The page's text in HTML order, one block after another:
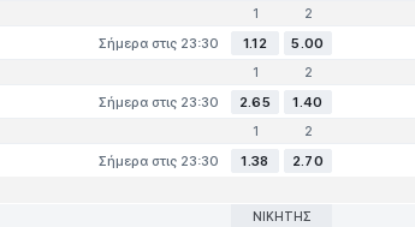
1 2
Σήμερα στις 23:30 1.12 5.00
1 2
Σήμερα στις 23:30 2.65 1.40
1 2
Σήμερα στις 23:30 1.38 2.70
ΝΙΚΗΤΉΣ